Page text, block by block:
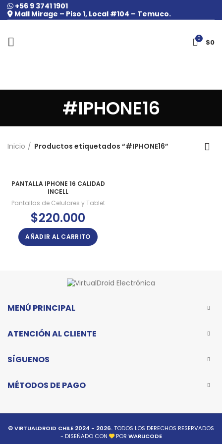
+56 9 3741 1901
Mall Mirage – Piso 1, Local #104 – Temuco.
0 $0
#IPHONE16
Inicio Productos etiquetados “#IPHONE16”
PANTALLA IPHONE 16 CALIDAD
INCELL
Pantallas de Celulares y Tablet
$220.000
AÑADIR AL CARRITO
MENÚ PRINCIPAL
ATENCIÓN AL CLIENTE
SÍGUENOS
MÉTODOS DE PAGO
© VIRTUALDROID CHILE 2024 - 2026.TODOS LOS DERECHOS RESERVADOS
- DISEÑADO CON
POR WARLICODE